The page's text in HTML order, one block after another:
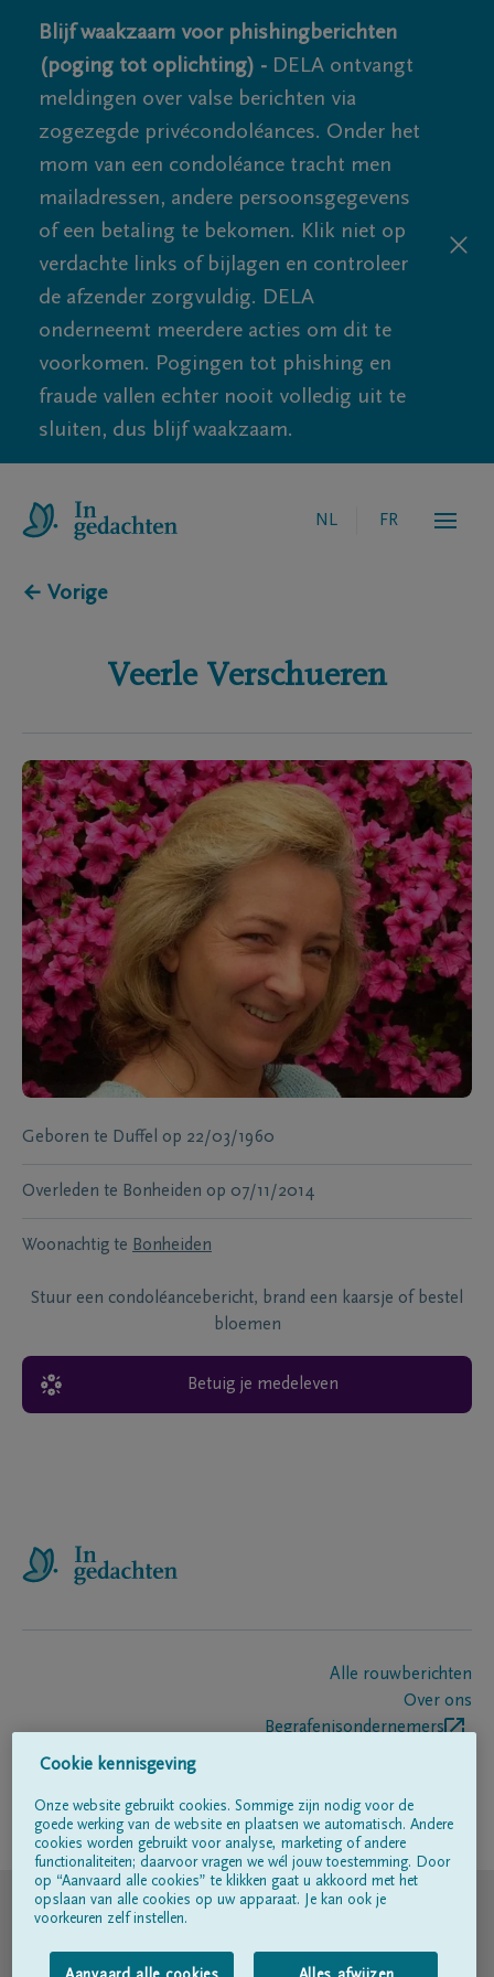
Blijf waakzaam voor phishingberichten
(poging tot oplichting) - DELA ontvangt
meldingen over valse berichten via
zogezegde privécondoléances. Onder het
mom van een condoléance tracht men
mailadressen, andere persoonsgegevens
of een betaling te bekomen. Klik niet op
verdachte links of bijlagen en controleer
de afzender zorgvuldig. DELA
onderneemt meerdere acties om dit te
voorkomen. Pogingen tot phishing en
fraude vallen echter nooit volledig uit te
sluiten, dus blijf waakzaam.
NL FR
← Vorige
Veerle Verschueren
Geboren te Duffel op 22/03/1960
Overleden te Bonheiden op 07/11/2014
Woonachtig te Bonheiden
Stuur een condoléancebericht, brand een kaarsje of bestel
bloemen
Betuig je medeleven
Alle rouwberichten
Over ons
Begrafenisondernemers
Volg ons op
© DELA
Gebruiksvoorwaarden
Cookie kennisgeving
Onze website gebruikt cookies. Sommige zijn nodig voor de
goede werking van de website en plaatsen we automatisch. Andere
cookies worden gebruikt voor analyse, marketing of andere
functionaliteiten; daarvoor vragen we wél jouw toestemming. Door
op “Aanvaard alle cookies” te klikken gaat u akkoord met het
opslaan van alle cookies op uw apparaat. Je kan ook je
voorkeuren zelf instellen.